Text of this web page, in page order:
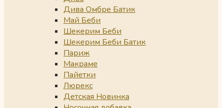
Дива Омбре Батик
Май Беби
Шекерим Беби
Шекерим Беби Батик
Париж
Макраме
Пайетки
Люрекс
Детская Новинка